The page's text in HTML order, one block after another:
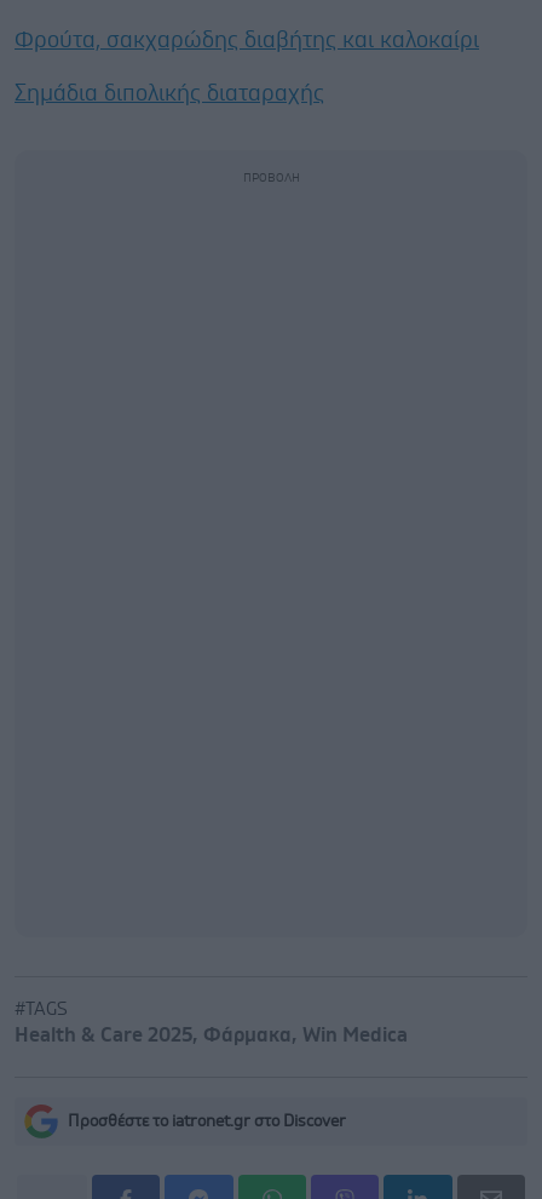
Φρούτα, σακχαρώδης διαβήτης και καλοκαίρι
Σημάδια διπολικής διαταραχής
#TAGS
Health & Care 2025, Φάρμακα, Win Medica
Προσθέστε το iatronet.gr στο Discover